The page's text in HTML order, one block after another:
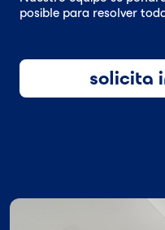
posible para resolver
solicita